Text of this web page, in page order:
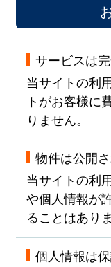
サービスは
当サイトの利
トがお客様に
りません。
物件は公開
当サイトの利
や個人情報が
ることはあり
個人情報は